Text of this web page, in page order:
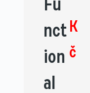
nct
ion
al
K
č